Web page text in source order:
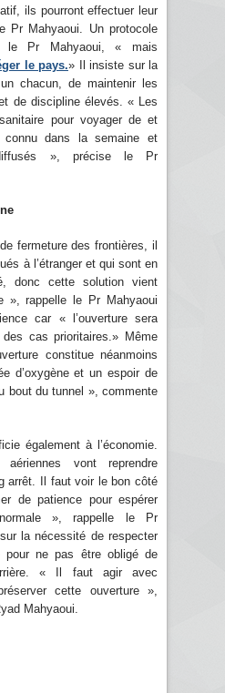
ils pourront effectuer leur
Pr Mahyaoui. Un protocole
Pr Mahyaoui, « mais
le pays.» Il insiste sur la
chacun, de maintenir les
de discipline élevés. « Les
pour voyager de et
connu dans la semaine et
», précise le Pr
fermeture des frontières, il
à l’étranger et qui sont en
donc cette solution vient
», rappelle le Pr Mahyaoui
car « l’ouverture sera
cas prioritaires.» Même
constitue néanmoins
d’oxygène et un espoir de
bout du tunnel », commente
également à l’économie.
vont reprendre
arrêt. Il faut voir le bon côté
de patience pour espérer
», rappelle le Pr
la nécessité de respecter
pour ne pas être obligé de
« Il faut agir avec
cette ouverture »,
Mahyaoui.